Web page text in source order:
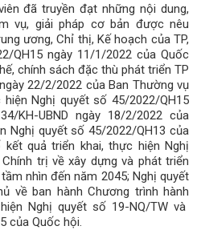
đã truyền đạt những nội dung,
vụ, giải pháp cơ bản được nêu
ương, Chỉ thị, Kế hoạch của TP,
QH15 ngày 11/1/2022 của Quốc
chính sách đặc thù phát triển TP
22/2/2022 của Ban Thường vụ
Nghị quyết số 45/2022/QH15
KH-UBND ngày 18/2/2022 của
Nghị quyết số 45/2022/QH13 của
quả triển khai, thực hiện Nghị
trị về xây dựng và phát triển
nhìn đến năm 2045; Nghị quyết
về ban hành Chương trình hành
Nghị quyết số 19-NQ/TW và
của Quốc hội.